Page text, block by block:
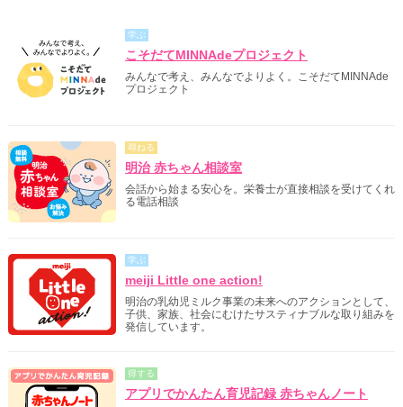
学ぶ
こそだてMINNAdeプロジェクト
みんなで考え、みんなでよりよく。こそだてMINNAde
プロジェクト
尋ねる
明治 赤ちゃん相談室
会話から始まる安心を。栄養士が直接相談を受けてくれ
る電話相談
学ぶ
meiji Little one action!
明治の乳幼児ミルク事業の未来へのアクションとして、
子供、家族、社会にむけたサスティナブルな取り組みを
発信しています。
得する
アプリでかんたん育児記録 赤ちゃんノート